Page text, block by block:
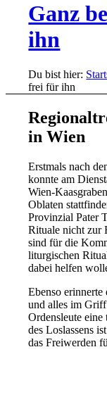
Ganz
ihn
Du bist hier:
frei für ihn
in Wien
Erstmals nach
konnte am
Wien-
Oblaten
Provinzial Pater
Rituale nicht zur
sind für die
liturgischen
dabei helfen
Ebenso erinnerte
und alles im
Ordensleute
des Loslassens
das Freiwerden